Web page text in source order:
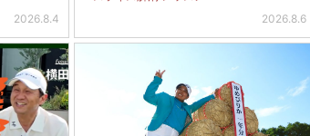
2026.8.4
2026.8.6